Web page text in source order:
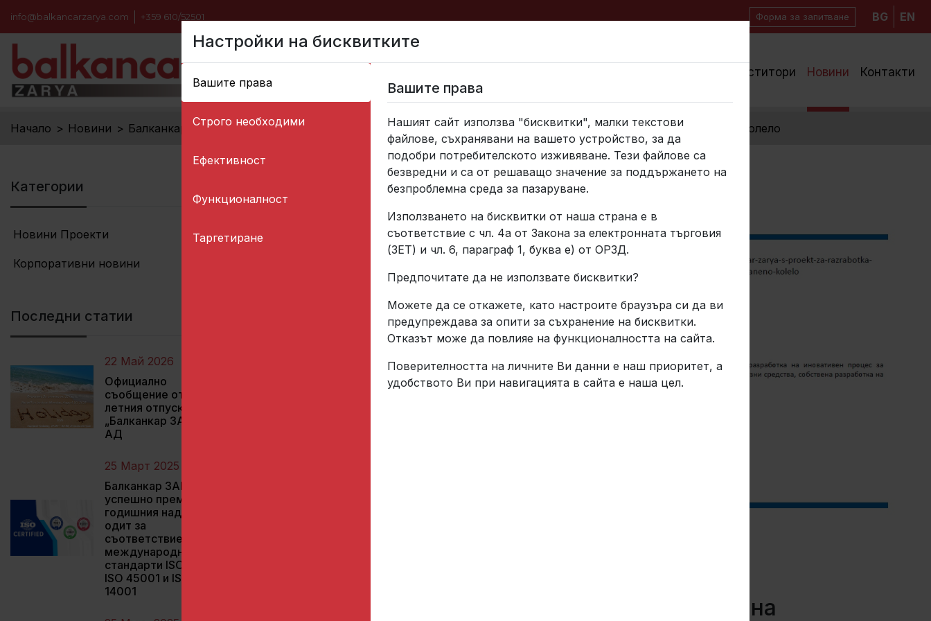
info@balkancarzarya.com +359 610/52501 Форма за запитване BG EN
Инвеститори Новини Контакти
Настройки на бисквитките
Вашите права
Строго необходими
Ефективност
Функционалност
Таргетиране
Вашите права
Нашият сайт използва "бисквитки", малки текстови
файлове, съхранявани на вашето устройство, за да
подобри потребителското изживяване. Тези файлове са
безвредни и са от решаващо значение за поддържането на
безпроблемна среда за пазаруване.
Използването на бисквитки от наша страна е в
съответствие с чл. 4а от Закона за електронната търговия
(ЗЕТ) и чл. 6, параграф 1, буква е) от ОРЗД.
Предпочитате да не използвате бисквитки?
Можете да се откажете, като настроите браузъра си да ви
предупреждава за опити за съхранение на бисквитки.
Отказът може да повлияе на функционалността на сайта.
Поверителността на личните Ви данни е наш приоритет, а
удобството Ви при навигацията в сайта е наша цел.
>
Начало >
Новини Балканкар ЗАРЯ с проект за разработка на иновативен процес за производството на гривна за стоманено колело
Категории
Новини Проекти (9)
Корпоративни новини
Последни статии
22 Май 2026
Официално
съобщение относно
летния отпуск на
„Балканкар ЗАРЯ“
АД
25 Март 2025
Балканкар ЗАРЯ
успешно премина
годишния надзорен
одит за
съответствие с
международните
стандарти ISO 9001,
ISO 45001 и ISO
14001
Балканкар ЗАРЯ с проект за разработка на